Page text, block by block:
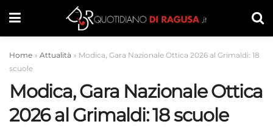
Home » Attualità » Modica, Gara Nazionale Ottica 2026 al Grimaldi: 18
scuole
Modica, Gara Nazionale Ottica
2026 al Grimaldi: 18 scuole